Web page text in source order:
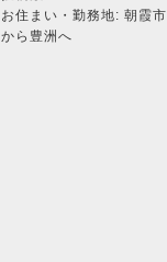
お住まい・勤務地: 朝霞市
から豊洲へ